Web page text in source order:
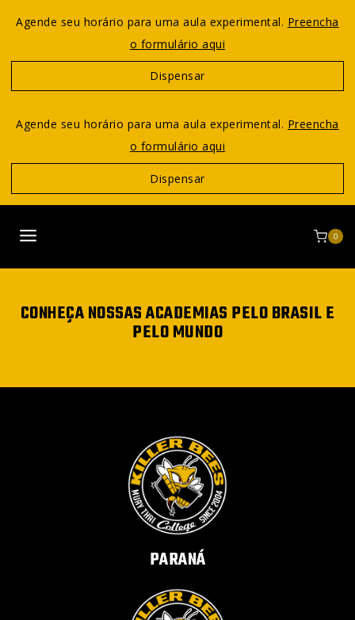
Agende seu horário para uma aula experimental. Preencha
o formulário aqui
Dispensar
Agende seu horário para uma aula experimental. Preencha
o formulário aqui
Dispensar
0
CONHEÇA NOSSAS ACADEMIAS PELO BRASIL E
PELO MUNDO
PARANÁ